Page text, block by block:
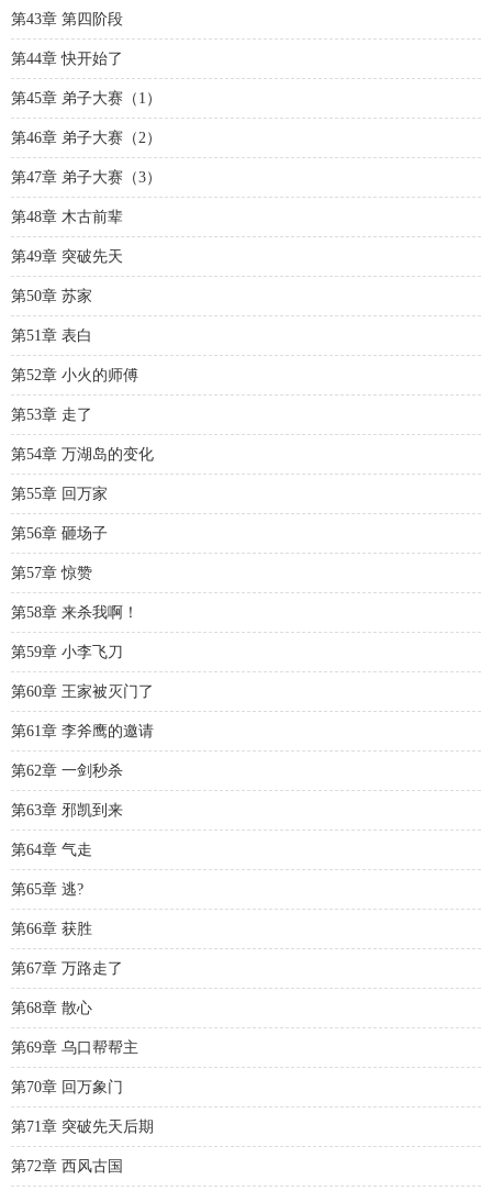
第43章 第四阶段
第44章 快开始了
第45章 弟子大赛（1）
第46章 弟子大赛（2）
第47章 弟子大赛（3）
第48章 木古前辈
第49章 突破先天
第50章 苏家
第51章 表白
第52章 小火的师傅
第53章 走了
第54章 万湖岛的变化
第55章 回万家
第56章 砸场子
第57章 惊赞
第58章 来杀我啊！
第59章 小李飞刀
第60章 王家被灭门了
第61章 李斧鹰的邀请
第62章 一剑秒杀
第63章 邪凯到来
第64章 气走
第65章 逃?
第66章 获胜
第67章 万路走了
第68章 散心
第69章 乌口帮帮主
第70章 回万象门
第71章 突破先天后期
第72章 西风古国